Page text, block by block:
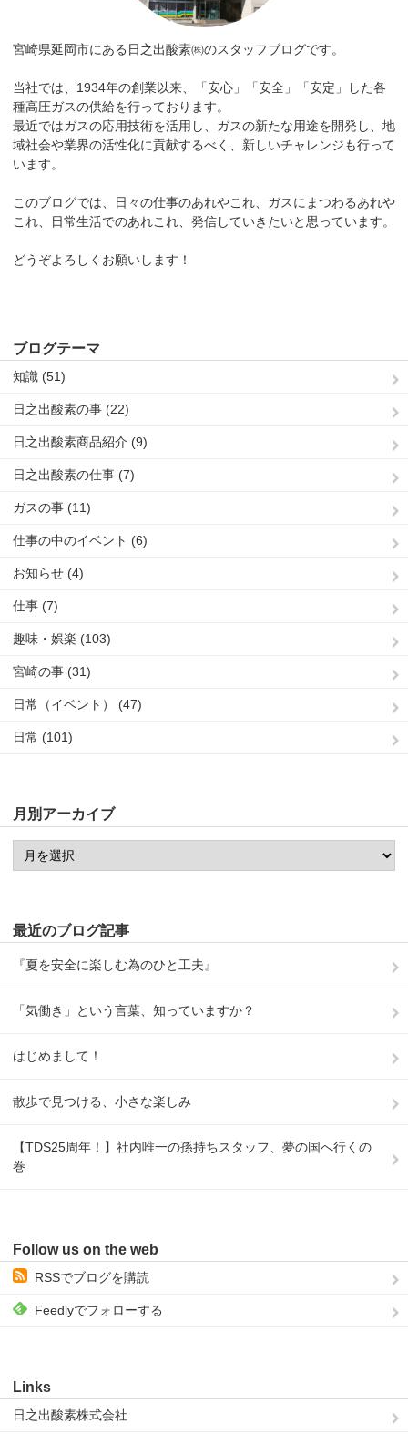
宮崎県延岡市にある日之出酸素㈱のスタッフブログです。
当社では、1934年の創業以来、「安心」「安全」「安定」した各
種高圧ガスの供給を行っております。
最近ではガスの応用技術を活用し、ガスの新たな用途を開発し、地
域社会や業界の活性化に貢献するべく、新しいチャレンジも行って
います。
このブログでは、日々の仕事のあれやこれ、ガスにまつわるあれや
これ、日常生活でのあれこれ、発信していきたいと思っています。
どうぞよろしくお願いします！
ブログテーマ
知識 (51)
日之出酸素の事 (22)
日之出酸素商品紹介 (9)
日之出酸素の仕事 (7)
ガスの事 (11)
仕事の中のイベント (6)
お知らせ (4)
仕事 (7)
趣味・娯楽 (103)
宮崎の事 (31)
日常（イベント） (47)
日常 (101)
月別アーカイブ
最近のブログ記事
『夏を安全に楽しむ為のひと工夫』
「気働き」という言葉、知っていますか？
はじめまして！
散歩で見つける、小さな楽しみ
【TDS25周年！】社内唯一の孫持ちスタッフ、夢の国へ行くの
巻
Follow us on the web
RSSでブログを購読
Feedlyでフォローする
Links
日之出酸素株式会社